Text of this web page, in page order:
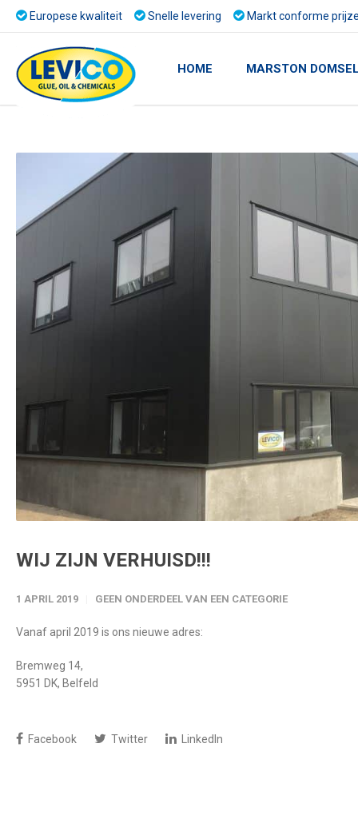
Europese kwaliteit Snelle levering Markt conforme
HOME MARSTON
WIJ ZIJN VERHUISD!!!
1 APRIL 2019 GEEN ONDERDEEL VAN EEN CATEGORIE
Vanaf april 2019 is ons nieuwe adres:
Bremweg 14,
5951 DK, Belfeld
Facebook Twitter LinkedIn